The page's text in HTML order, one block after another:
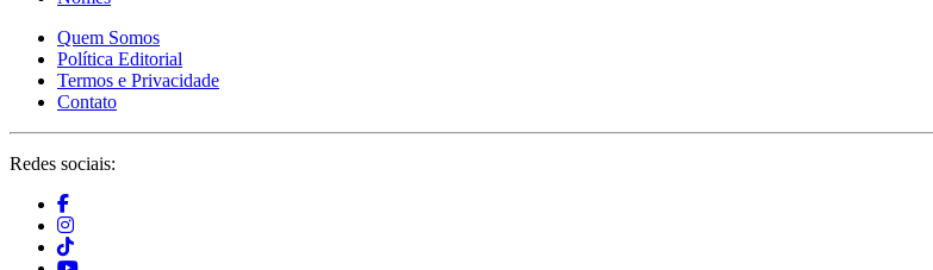
Quem Somos
Política Editorial
Termos e Privacidade
Contato
Redes sociais: